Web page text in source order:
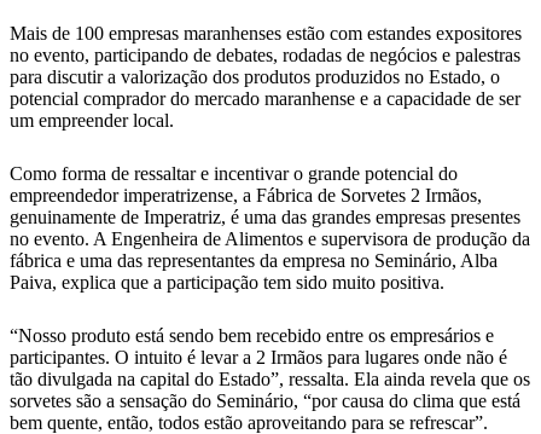
Mais de 100 empresas maranhenses estão com estandes expositores
no evento, participando de debates, rodadas de negócios e palestras
para discutir a valorização dos produtos produzidos no Estado, o
potencial comprador do mercado maranhense e a capacidade de ser
um empreender local.
Como forma de ressaltar e incentivar o grande potencial do
empreendedor imperatrizense, a Fábrica de Sorvetes 2 Irmãos,
genuinamente de Imperatriz, é uma das grandes empresas presentes
no evento. A Engenheira de Alimentos e supervisora de produção da
fábrica e uma das representantes da empresa no Seminário, Alba
Paiva, explica que a participação tem sido muito positiva.
“Nosso produto está sendo bem recebido entre os empresários e
participantes. O intuito é levar a 2 Irmãos para lugares onde não é
tão divulgada na capital do Estado”, ressalta. Ela ainda revela que os
sorvetes são a sensação do Seminário, “por causa do clima que está
bem quente, então, todos estão aproveitando para se refrescar”.